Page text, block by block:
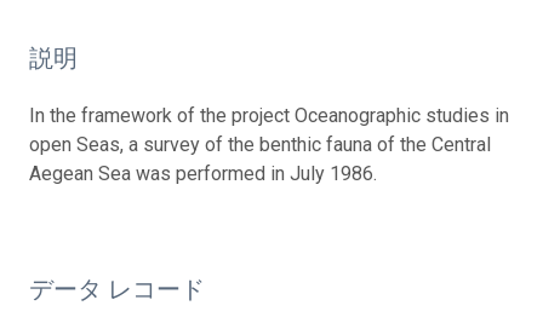
説明
In the framework of the project Oceanographic studies in
open Seas, a survey of the benthic fauna of the Central
Aegean Sea was performed in July 1986.
データ レコード